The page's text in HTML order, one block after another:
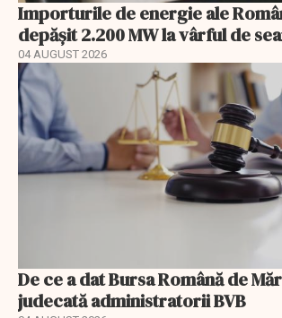
Importurile de energie ale
depășit 2.200 MW la vârful de
04 AUGUST 2026
De ce a dat Bursa Română de
judecată administratorii BVB